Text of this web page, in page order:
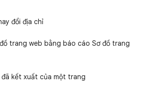
đổi địa chỉ
trang web bằng báo cáo Sơ đồ trang
đã kết xuất của một trang